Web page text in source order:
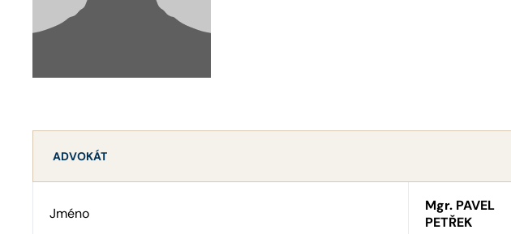
ADVOKÁT
Jméno
Mgr. PAVEL
PETŘEK